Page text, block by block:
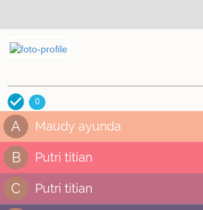
0
A Maudy ayunda
B Putri titian
C Putri titian